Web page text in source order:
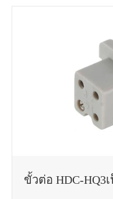
ขั้วต่อ HDC-HQ3